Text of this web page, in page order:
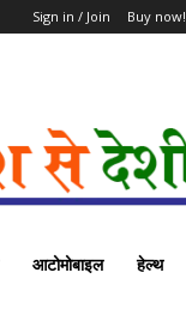
Sign in / Join Buy now!
आटोमोबाइल हेल्थ